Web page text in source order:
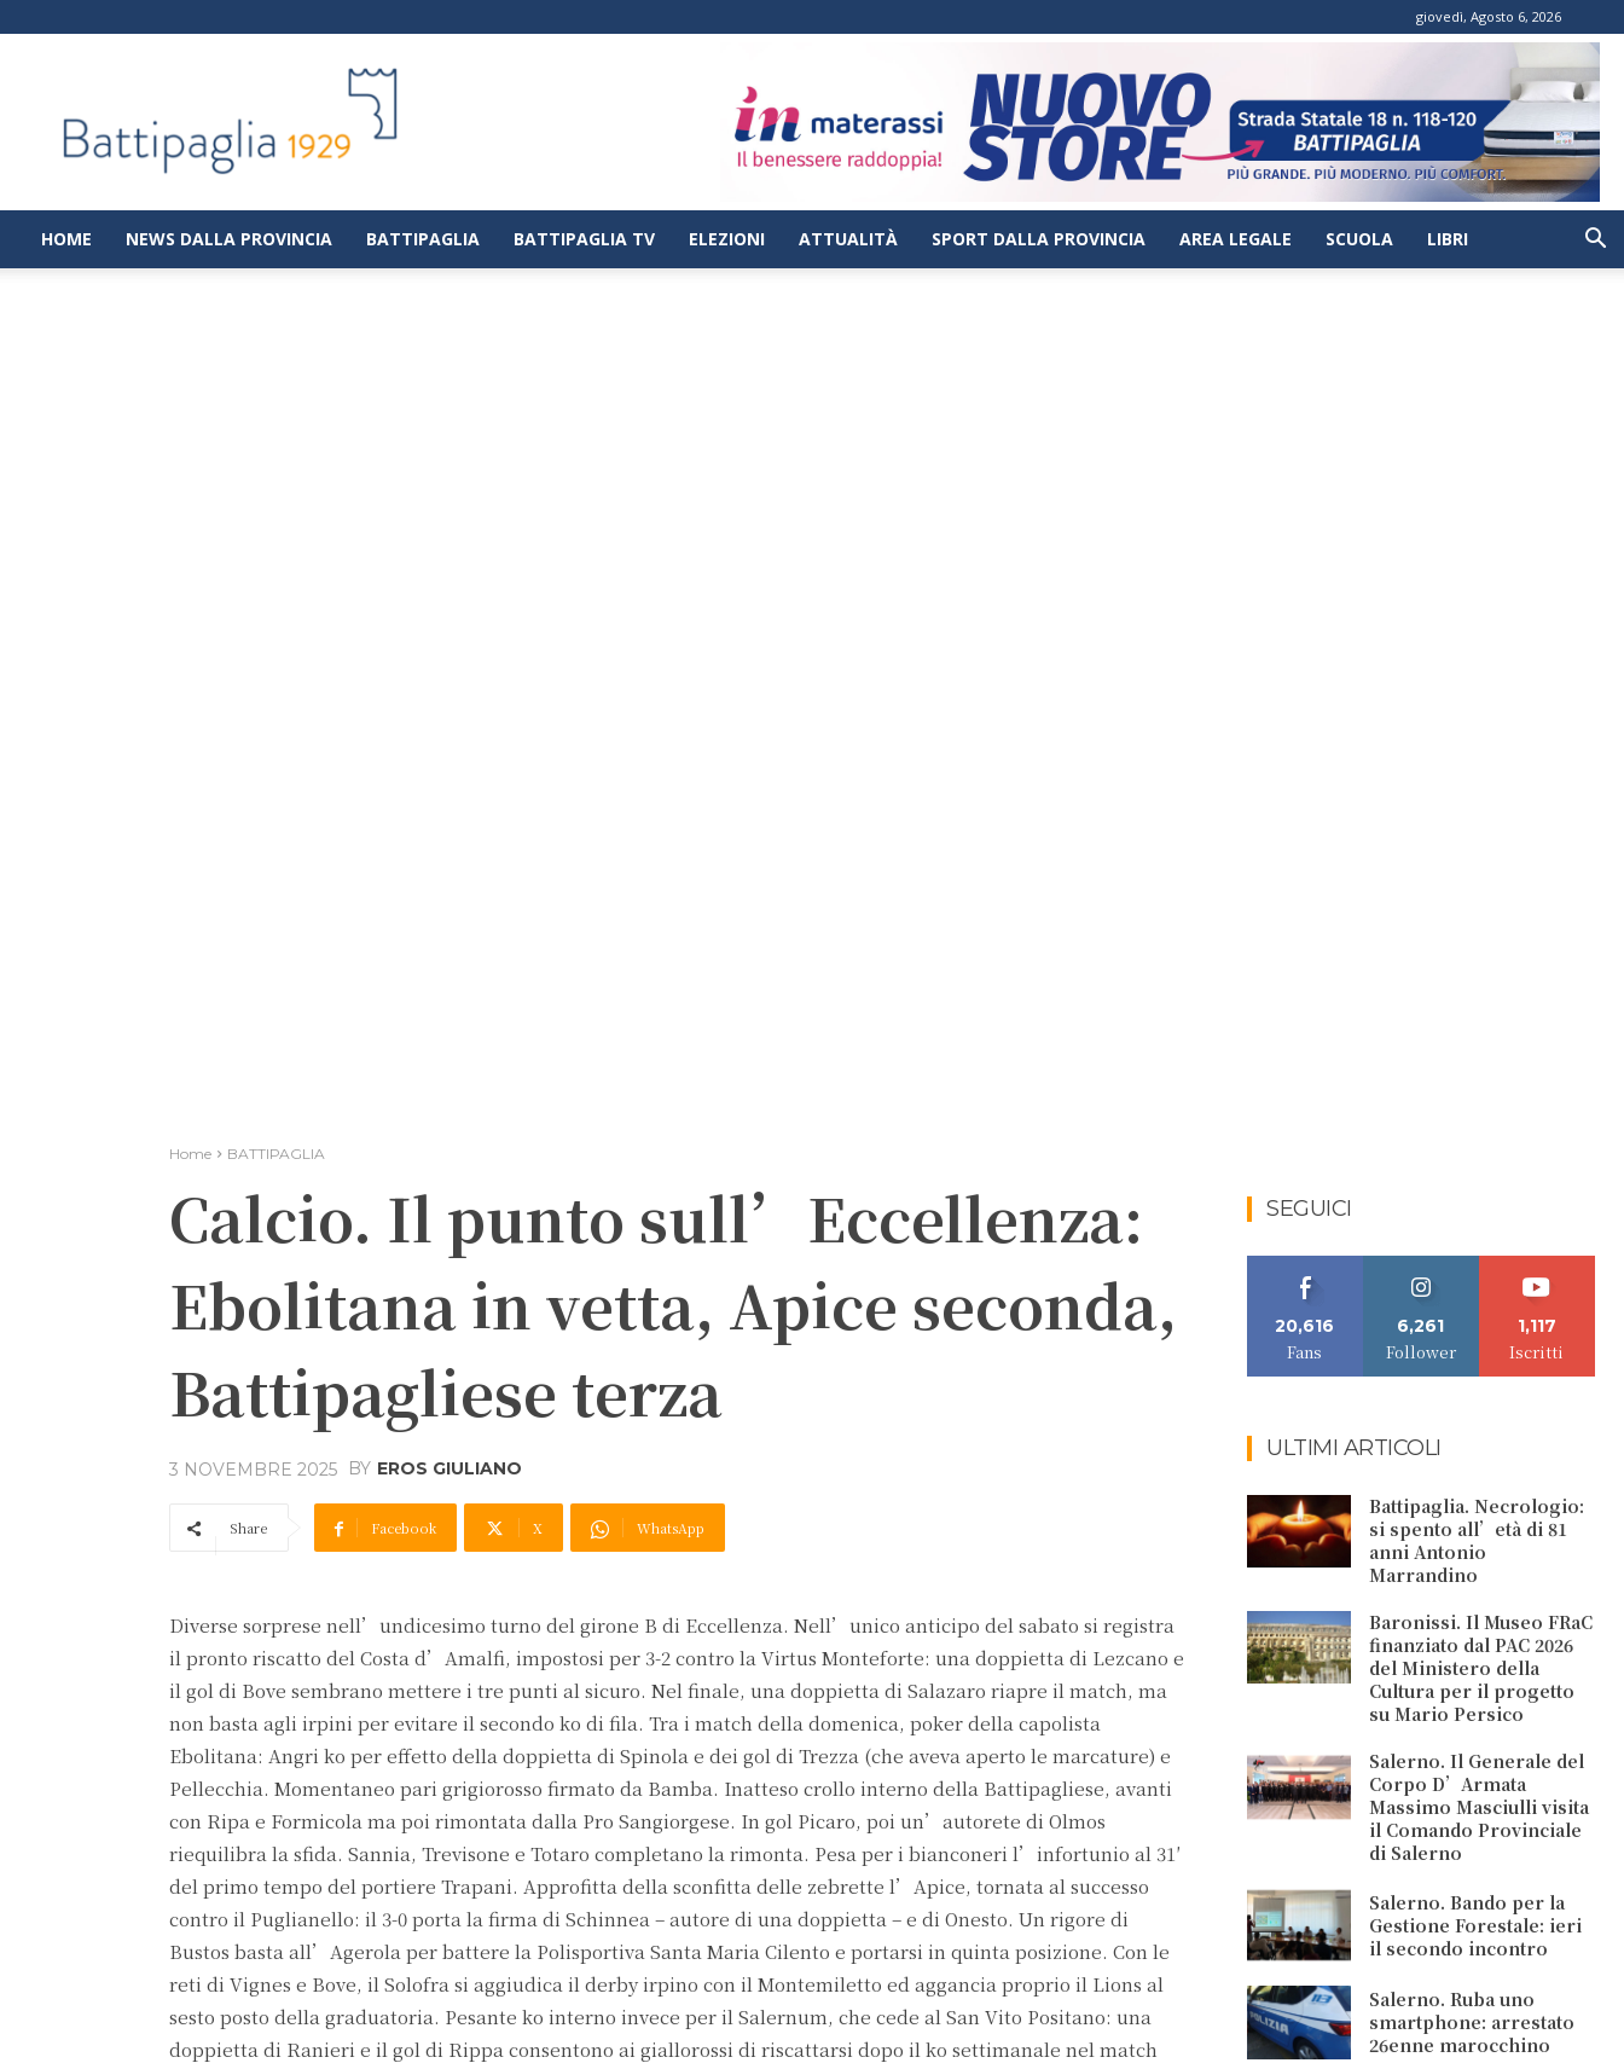
giovedì, Agosto 6, 2026
|
Notizie
dalla
città
di
HOME NEWS DALLA PROVINCIA BATTIPAGLIA BATTIPAGLIA TV ELEZIONI ATTUALITÀ SPORT DALLA PROVINCIA AREA LEGALE SCUOLA LIBRI
Home BATTIPAGLIA
Calcio. Il punto sull’Eccellenza:
Ebolitana in vetta, Apice seconda,
Battipagliese terza
3 NOVEMBRE 2025 BY EROS GIULIANO
Share Facebook X WhatsApp
Diverse sorprese nell’undicesimo turno del girone B di Eccellenza. Nell’unico anticipo del sabato si registra
il pronto riscatto del Costa d’Amalfi, impostosi per 3-2 contro la Virtus Monteforte: una doppietta di Lezcano e
il gol di Bove sembrano mettere i tre punti al sicuro. Nel finale, una doppietta di Salazaro riapre il match, ma
non basta agli irpini per evitare il secondo ko di fila. Tra i match della domenica, poker della capolista
Ebolitana: Angri ko per effetto della doppietta di Spinola e dei gol di Trezza (che aveva aperto le marcature) e
Pellecchia. Momentaneo pari grigiorosso firmato da Bamba. Inatteso crollo interno della Battipagliese, avanti
con Ripa e Formicola ma poi rimontata dalla Pro Sangiorgese. In gol Picaro, poi un’autorete di Olmos
riequilibra la sfida. Sannia, Trevisone e Totaro completano la rimonta. Pesa per i bianconeri l’infortunio al 31′
del primo tempo del portiere Trapani. Approfitta della sconfitta delle zebrette l’Apice, tornata al successo
contro il Puglianello: il 3-0 porta la firma di Schinnea – autore di una doppietta – e di Onesto. Un rigore di
Bustos basta all’Agerola per battere la Polisportiva Santa Maria Cilento e portarsi in quinta posizione. Con le
reti di Vignes e Bove, il Solofra si aggiudica il derby irpino con il Montemiletto ed aggancia proprio il Lions al
sesto posto della graduatoria. Pesante ko interno invece per il Salernum, che cede al San Vito Positano: una
doppietta di Ranieri e il gol di Rippa consentono ai giallorossi di riscattarsi dopo il ko settimanale nel match
SEGUICI
20,616
Fans
6,261
Follower
1,117
Iscritti
ULTIMI ARTICOLI
Battipaglia. Necrologio:
si spento all’età di 81
anni Antonio
Marrandino
Baronissi. Il Museo FRaC
finanziato dal PAC 2026
del Ministero della
Cultura per il progetto
su Mario Persico
Salerno. Il Generale del
Corpo D’Armata
Massimo Masciulli visita
il Comando Provinciale
di Salerno
Salerno. Bando per la
Gestione Forestale: ieri
il secondo incontro
Salerno. Ruba uno
smartphone: arrestato
26enne marocchino